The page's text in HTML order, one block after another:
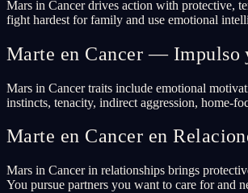
Mars in Cancer drives action with protective,
fight hardest for family and use emotional
Marte en Cancer — Impulso
Mars in Cancer traits include emotional
instincts, tenacity, indirect aggression, home-
Marte en Cancer en
Mars in Cancer in relationships brings
You pursue partners you want to care for and